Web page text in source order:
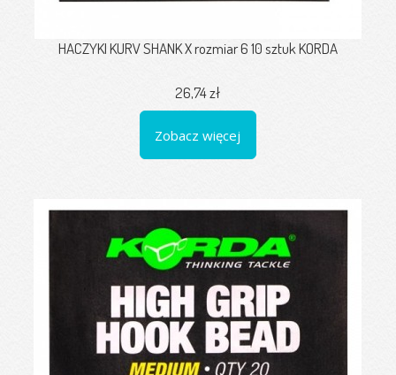
HACZYKI KURV SHANK X rozmiar 6 10 sztuk KORDA
26,74 zł
Zobacz więcej